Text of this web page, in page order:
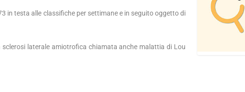
in testa alle classifiche per settimane e in seguito oggetto di
laterale amiotrofica chiamata anche malattia di Lou